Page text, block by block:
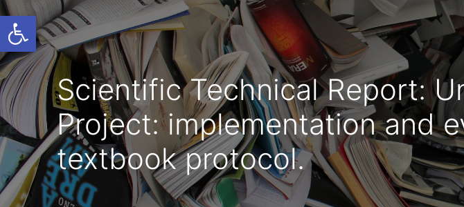
Open toolbar
Scientific Technical Report:
Project: implementation and
textbook protocol.